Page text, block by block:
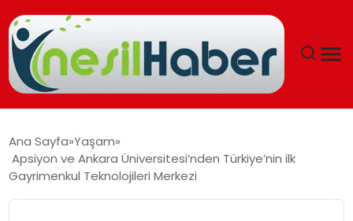
GÜNCEL
Ana Sayfa Yaşam
Apsiyon ve Ankara Üniversitesi’nden Türkiye’nin ilk
Gayrimenkul Teknolojileri Merkezi